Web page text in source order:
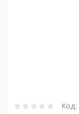
Код: